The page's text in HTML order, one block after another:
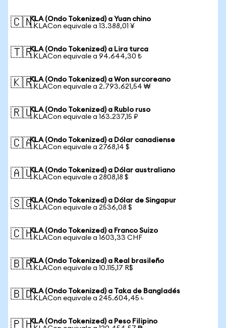
🇨🇳KLA (Ondo Tokenized) a Yuan chino
1 KLACon equivale a 13.388,01 ¥
🇹🇷KLA (Ondo Tokenized) a Lira turca
1 KLACon equivale a 94.644,30 ₺
🇰🇷KLA (Ondo Tokenized) a Won surcoreano
1 KLACon equivale a 2.793.621,54 ₩
🇷🇺KLA (Ondo Tokenized) a Rublo ruso
1 KLACon equivale a 163.237,15 ₽
🇨🇦KLA (Ondo Tokenized) a Dólar canadiense
1 KLACon equivale a 2768,14 $
🇦🇺KLA (Ondo Tokenized) a Dólar australiano
1 KLACon equivale a 2808,18 $
🇸🇬KLA (Ondo Tokenized) a Dólar de Singapur
1 KLACon equivale a 2536,08 $
🇨🇭KLA (Ondo Tokenized) a Franco Suizo
1 KLACon equivale a 1603,33 CHF
🇧🇷KLA (Ondo Tokenized) a Real brasileño
1 KLACon equivale a 10.115,17 R$
🇧🇩KLA (Ondo Tokenized) a Taka de Bangladés
1 KLACon equivale a 245.604,45 ৳
🇵🇭KLA (Ondo Tokenized) a Peso Filipino